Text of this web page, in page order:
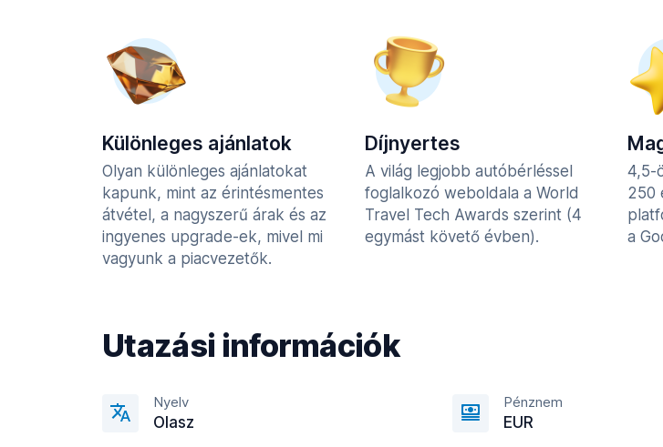
Különleges ajánlatok
Olyan különleges ajánlatokat
kapunk, mint az érintésmentes
átvétel, a nagyszerű árak és az
ingyenes upgrade-ek, mivel mi
vagyunk a piacvezetők.
Díjnyertes
A világ legjobb autóbérléssel
foglalkozó weboldala a World
Travel Tech Awards szerint (4
egymást követő évben).
4,5-
250
a
Utazási információk
Nyelv
Olasz
Pénznem
EUR